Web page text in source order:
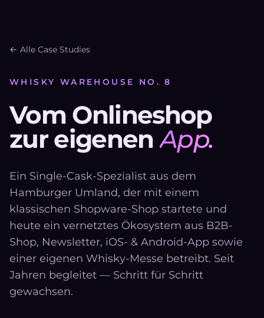
← Alle Case Studies
WHISKY WAREHOUSE NO. 8
Vom Onlineshop
zur eigenenApp.
Ein Single-Cask-Spezialist aus dem
Hamburger Umland, der mit einem
klassischen Shopware-Shop startete und
heute ein vernetztes Ökosystem aus B2B-
Shop, Newsletter, iOS- & Android-App sowie
einer eigenen Whisky-Messe betreibt. Seit
Jahren begleitet — Schritt für Schritt
gewachsen.